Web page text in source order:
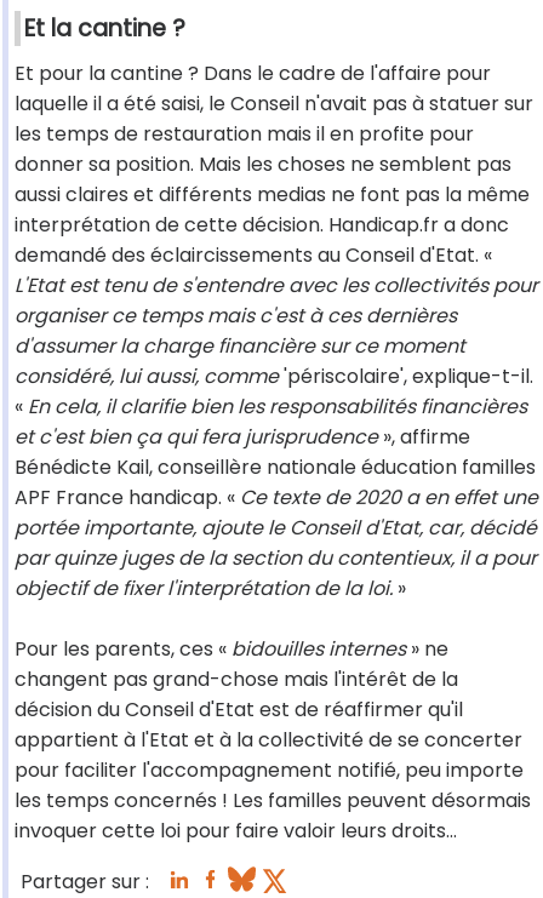
Et la cantine ?
Et pour la cantine ? Dans le cadre de l'affaire pour
laquelle il a été saisi, le Conseil n'avait pas à statuer sur
les temps de restauration mais il en profite pour
donner sa position. Mais les choses ne semblent pas
aussi claires et différents medias ne font pas la même
interprétation de cette décision. Handicap.fr a donc
demandé des éclaircissements au Conseil d'Etat. «
L'Etat est tenu de s'entendre avec les collectivités pour
organiser ce temps mais c'est à ces dernières
d'assumer la charge financière sur ce moment
considéré, lui aussi, comme'périscolaire', explique-t-il.
« En cela, il clarifie bien les responsabilités financières
et c'est bien ça qui fera jurisprudence», affirme
Bénédicte Kail, conseillère nationale éducation familles
APF France handicap. « Ce texte de 2020 a en effet une
portée importante, ajoute le Conseil d'Etat, car, décidé
par quinze juges de la section du contentieux, il a pour
objectif de fixer l'interprétation de la loi. »
Pour les parents, ces « bidouilles internes» ne
changent pas grand-chose mais l'intérêt de la
décision du Conseil d'Etat est de réaffirmer qu'il
appartient à l'Etat et à la collectivité de se concerter
pour faciliter l'accompagnement notifié, peu importe
les temps concernés ! Les familles peuvent désormais
invoquer cette loi pour faire valoir leurs droits…
Partager sur :